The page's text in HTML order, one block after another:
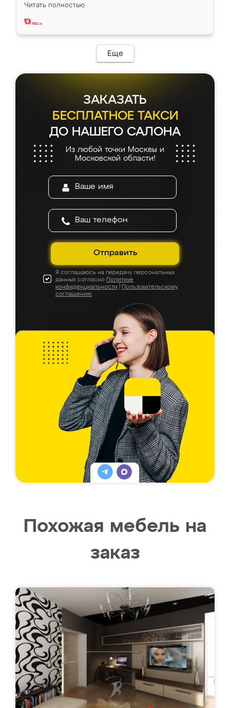
два года, нареканий нет.
Читать полностью
Еще
ЗАКАЗАТЬ
БЕСПЛАТНОЕ ТАКСИ
ДО НАШЕГО САЛОНА
Из любой точки Москвы и
Московской области!
Отправить
Я соглашаюсь на передачу персональных
данных согласно Политике
конфиденциальности
Пользовательскому
соглашению
Похожая мебель на
заказ